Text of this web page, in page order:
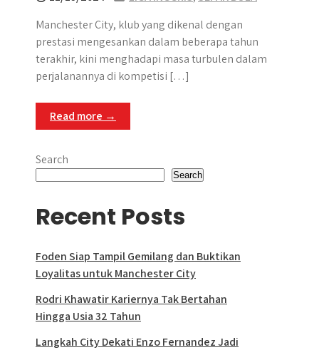
Manchester City, klub yang dikenal dengan
prestasi mengesankan dalam beberapa tahun
terakhir, kini menghadapi masa turbulen dalam
perjalanannya di kompetisi […]
Read more →
Search
Search
Recent Posts
Foden Siap Tampil Gemilang dan Buktikan
Loyalitas untuk Manchester City
Rodri Khawatir Kariernya Tak Bertahan
Hingga Usia 32 Tahun
Langkah City Dekati Enzo Fernandez Jadi